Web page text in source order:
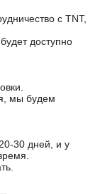
с TNT,
доступно
мы будем
30 дней, и у